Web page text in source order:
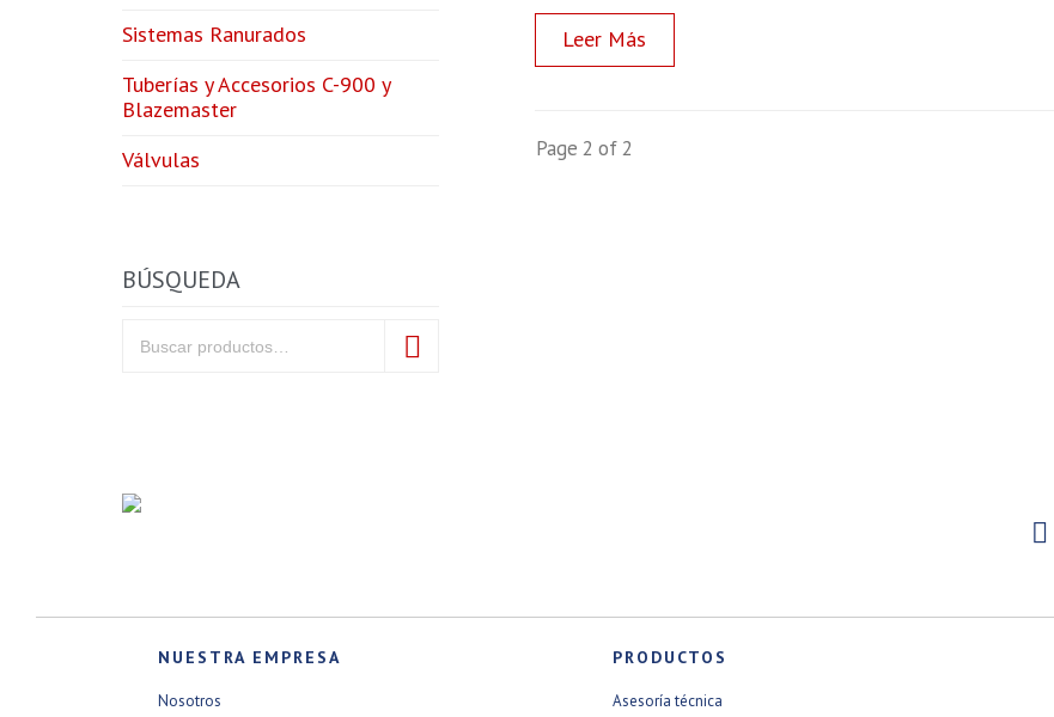
Sistemas Ranurados
Tuberías y Accesorios C-900 y
Blazemaster
Válvulas
BÚSQUEDA
Search
Page 2 of 2

NUESTRA EMPRESA
Nosotros
PRODUCTOS
Asesoría técnica